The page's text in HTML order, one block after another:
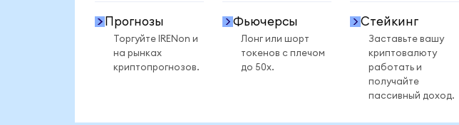
Прогнозы
Торгуйте IRENon и
на рынках
криптопрогнозов.
Фьючерсы
Лонг или шорт
токенов с плечом
до 50x.
Стейкинг
Заставьте вашу
криптовалюту
работать и
получайте
пассивный доход.